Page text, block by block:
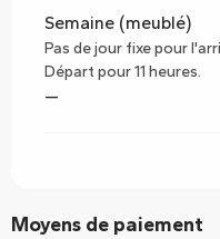
Semaine (meublé)
Pas de jour fixe pour
Départ pour 11 heures.
—
Moyens de paiement